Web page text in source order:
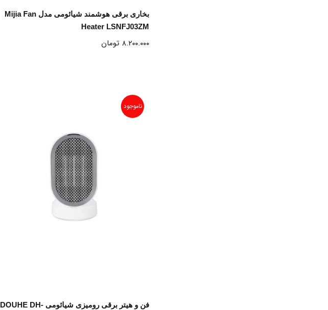
انتخاب گزینه ها
بخاری برقی هوشمند شیائومی مدل Mijia Fan
Heater LSNFJ03ZM
۸.۲۰۰.۰۰۰ تومان
ناموجود
اطلاعات بیشتر
فن و هیتر برقی رومیزی شیائومی DOUHE DH-